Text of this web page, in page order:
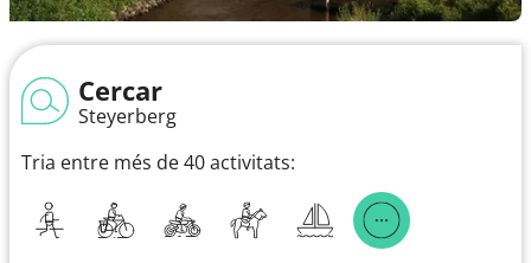
Cercar
Steyerberg
Tria entre més de 40 activitats: